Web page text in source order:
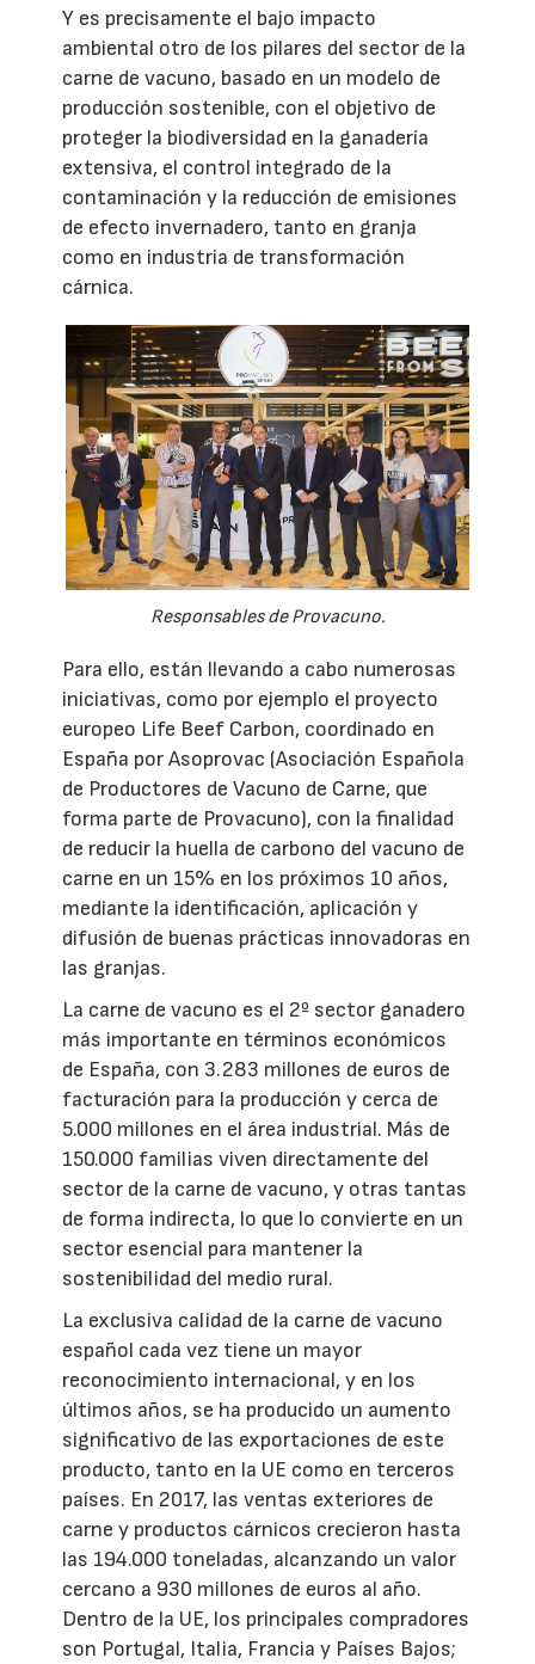
Y es precisamente el bajo impacto
ambiental otro de los pilares del sector de la
carne de vacuno, basado en un modelo de
producción sostenible, con el objetivo de
proteger la biodiversidad en la ganadería
extensiva, el control integrado de la
contaminación y la reducción de emisiones
de efecto invernadero, tanto en granja
como en industria de transformación
cárnica.
Responsables de Provacuno.
Para ello, están llevando a cabo numerosas
iniciativas, como por ejemplo el proyecto
europeo Life Beef Carbon, coordinado en
España por Asoprovac (Asociación Española
de Productores de Vacuno de Carne, que
forma parte de Provacuno), con la finalidad
de reducir la huella de carbono del vacuno de
carne en un 15% en los próximos 10 años,
mediante la identificación, aplicación y
difusión de buenas prácticas innovadoras en
las granjas.
La carne de vacuno es el 2º sector ganadero
más importante en términos económicos
de España, con 3.283 millones de euros de
facturación para la producción y cerca de
5.000 millones en el área industrial. Más de
150.000 familias viven directamente del
sector de la carne de vacuno, y otras tantas
de forma indirecta, lo que lo convierte en un
sector esencial para mantener la
sostenibilidad del medio rural.
La exclusiva calidad de la carne de vacuno
español cada vez tiene un mayor
reconocimiento internacional, y en los
últimos años, se ha producido un aumento
significativo de las exportaciones de este
producto, tanto en la UE como en terceros
países. En 2017, las ventas exteriores de
carne y productos cárnicos crecieron hasta
las 194.000 toneladas, alcanzando un valor
cercano a 930 millones de euros al año.
Dentro de la UE, los principales compradores
son Portugal, Italia, Francia y Países Bajos;